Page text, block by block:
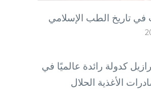
في تاريخ الطب الإسلامي